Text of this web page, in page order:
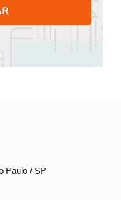
Paulo / SP